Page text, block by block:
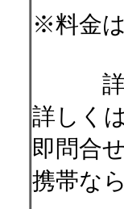
※料金
詳し
詳し
即問合
携帯